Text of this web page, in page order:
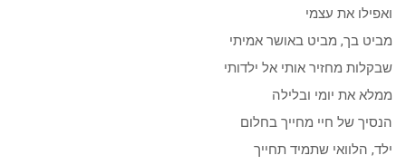
ואפילו את עצמי
מביט בך, מביט באושר אמיתי
שבקלות מחזיר אותי אל ילדותי
ממלא את יומי ובלילה
הנסיך של חיי מחייך בחלום
ילד, הלוואי שתמיד תחייך